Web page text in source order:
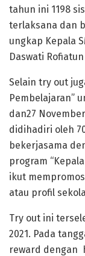
tahun ini 1198
terlaksana dan
ungkap Kepala
Daswati
Selain try out
Pembelajaran”
dan27
didihadiri oleh
bekerjasama
program
ikut
atau profil
Try out ini
2021. Pada
reward dengan